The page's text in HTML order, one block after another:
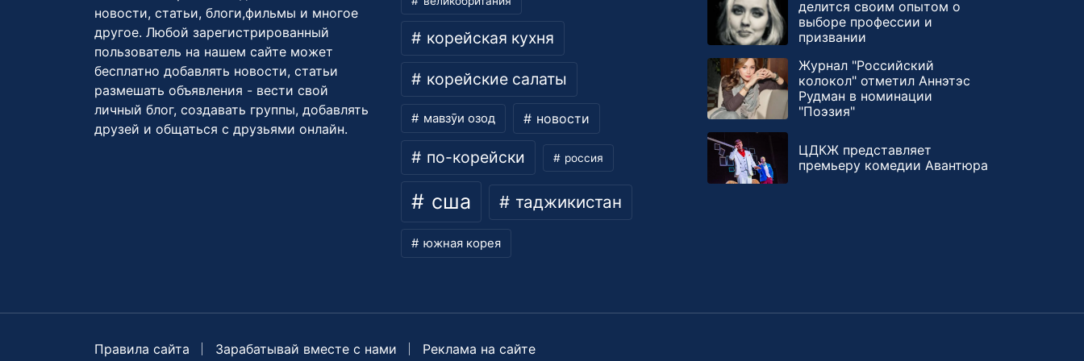
новости, статьи, блоги,фильмы и многое
другое. Любой зарегистрированный
пользователь на нашем сайте может
бесплатно добавлять новости, статьи
размешать объявления - вести свой
личный блог, создавать группы, добавлять
друзей и общаться с друзьями онлайн.
корейская кухня
корейские салаты
мавзӯи озод новости
по-корейски россия
сша таджикистан
южная корея
делится своим опытом о
выборе профессии и
призвании
Журнал "Российский
колокол" отметил Аннэтэс
Рудман в номинации
"Поэзия"
ЦДКЖ представляет
премьеру комедии Авантюра
Правила сайта Зарабатывай вместе с нами Реклама на сайте